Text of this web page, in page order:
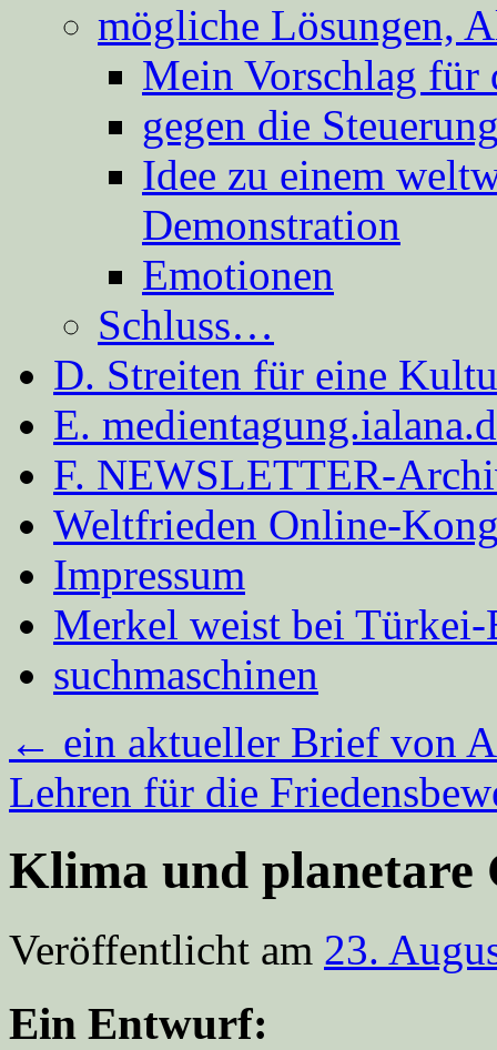
mögliche Lösungen,
Mein Vorschlag für
gegen die
Idee zu einem
Demonstration
Emotionen
Schluss…
D. Streiten für eine
E.
F. NEWSLETTER-
Weltfrieden Online-
Impressum
Merkel weist bei
suchmaschinen
← ein aktueller Brief von
Lehren für die
Klima und planetare
Veröffentlicht am 23.
Ein Entwurf: